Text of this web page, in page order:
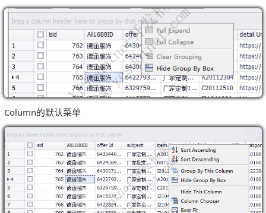
Column的默认菜单